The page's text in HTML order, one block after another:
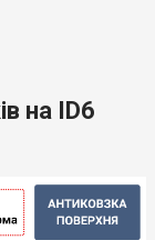
на ID6